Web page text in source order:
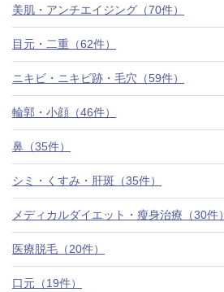
美肌・アンチエイジング（70件）
目元・二重（62件）
ニキビ・ニキビ跡・毛穴（59件）
輪郭・小顔（46件）
鼻（35件）
シミ・くすみ・肝斑（35件）
メディカルダイエット・瘦身治療（30件）
医療脱毛（20件）
口元（19件）